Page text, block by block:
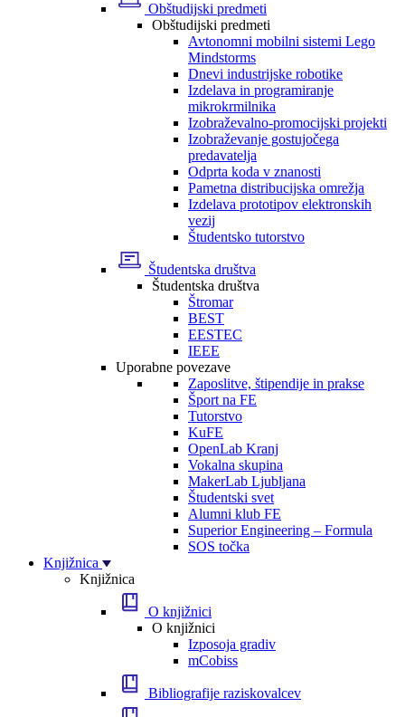
Obštudijski predmeti
Obštudijski predmeti
Avtonomni mobilni sistemi Lego
Mindstorms
Dnevi industrijske robotike
Izdelava in programiranje
mikrokrmilnika
Izobraževalno-promocijski projekti
Izobraževanje gostujočega
predavatelja
Odprta koda v znanosti
Pametna distribucijska omrežja
Izdelava prototipov elektronskih
vezij
Študentsko tutorstvo
Študentska društva
Študentska društva
Štromar
BEST
EESTEC
IEEE
Uporabne povezave
Zaposlitve, štipendije in prakse
Šport na FE
Tutorstvo
KuFE
OpenLab Kranj
Vokalna skupina
MakerLab Ljubljana
Študentski svet
Alumni klub FE
Superior Engineering – Formula
SOS točka
Knjižnica
Knjižnica
O knjižnici
O knjižnici
Izposoja gradiv
mCobiss
Bibliografije raziskovalcev